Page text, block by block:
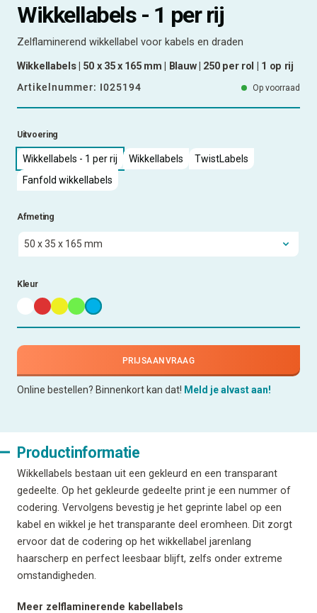
Wikkellabels - 1 per rij
Zelflaminerend wikkellabel voor kabels en draden
Wikkellabels | 50 x 35 x 165 mm | Blauw | 250 per rol | 1 op rij
Artikelnummer: I025194 Op voorraad
Uitvoering
Wikkellabels - 1 per rij Wikkellabels
TwistLabels
Fanfold wikkellabels
Afmeting
Kleur
PRIJSAANVRAAG
Online bestellen? Binnenkort kan dat! Meld je alvast aan!
Productinformatie
Wikkellabels bestaan uit een gekleurd en een transparant
gedeelte. Op het gekleurde gedeelte print je een nummer of
codering. Vervolgens bevestig je het geprinte label op een
kabel en wikkel je het transparante deel eromheen. Dit zorgt
ervoor dat de codering op het wikkellabel jarenlang
haarscherp en perfect leesbaar blijft, zelfs onder extreme
omstandigheden.
Meer zelflaminerende kabellabels